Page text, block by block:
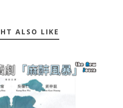
ALSO LIKE